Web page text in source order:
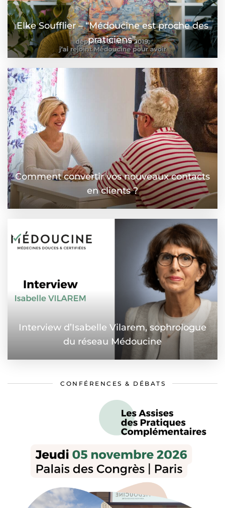
Elke Soufflier – “Médoucine est proche des
praticiens”.
Comment convertir vos nouveaux contacts
en clients ?
Interview d’Isabelle Vilarem, sophrologue
du réseau Médoucine
CONFÉRENCES & DÉBATS